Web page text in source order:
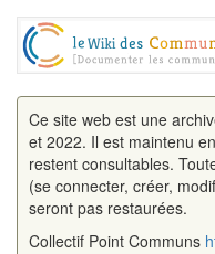
Ce site web est une
et 2022. Il est maintenu
restent consultables.
(se connecter, créer,
seront pas restaurées.
Collectif Point Communs